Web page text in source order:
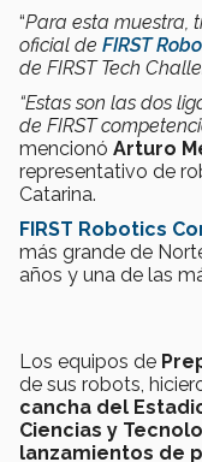
“Para esta muestra,
oficial de FIRST
de FIRST Tech
“Estas son las dos
de FIRST
mencionó Arturo
representativo de
Catarina.
FIRST Robotics
más grande de
años y una de las
Los equipos de
de sus robots,
cancha del
Ciencias y
lanzamientos de